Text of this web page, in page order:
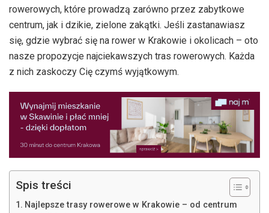
rowerowych, które prowadzą zarówno przez zabytkowe
centrum, jak i dzikie, zielone zakątki. Jeśli zastanawiasz
się, gdzie wybrać się na rower w Krakowie i okolicach – oto
nasze propozycje najciekawszych tras rowerowych. Każda
z nich zaskoczy Cię czymś wyjątkowym.
Spis treści
Najlepsze trasy rowerowe w Krakowie – od centrum